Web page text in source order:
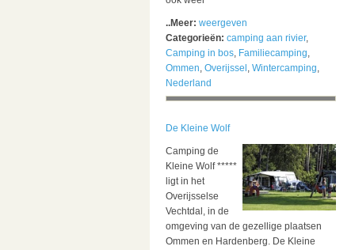
..Meer: weergeven
Categorieën: camping aan rivier,
Camping in bos, Familiecamping,
Ommen, Overijssel , Wintercamping,
Nederland
De Kleine Wolf
Camping de
Kleine Wolf *****
ligt in het
Overijsselse
Vechtdal, in de
omgeving van de gezellige plaatsen
Ommen en Hardenberg. De Kleine